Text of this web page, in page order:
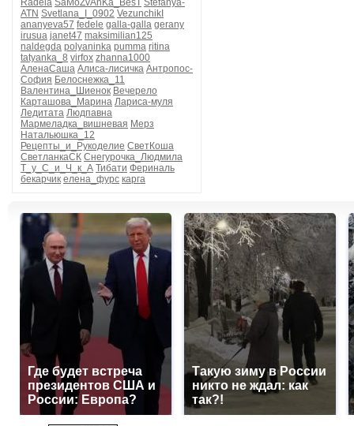
Radeia SaMoZvAnKa_BesT Stefanya-
ATN Svetlana_I_0902 VezunchikI
ananyeva57 fedele galla-galla gerany
irusua janet47 maksimilian125
naldegda polyaninka pumma ritina
tatyanka_8 virfox zhanna1000
АленаСаша Алиса-лисичка Антропос-
София Белоснежка_11
Валентина_Шиенок Вечерело
Карташова_Марина Лариса-муля
Ледитата Людпавна
Мармеладка_вишневая Мерз
Натальюшка_12
Рецепты_и_Рукоделие СветКоша
СветланкаСК Снегурочка_Людмила
Т_у_С_и_Ч_к_А Тибати Фериналь
бекарчик елена_фурс карга
Где будет встреча
президентов США и
России: Европа?
Такую зиму в России
никто не ждал: как
так?!